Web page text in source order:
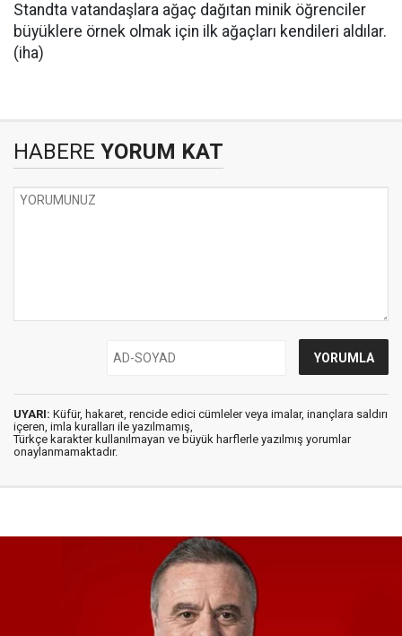
Standta vatandaşlara ağaç dağıtan minik öğrenciler
büyüklere örnek olmak için ilk ağaçları kendileri aldılar.
(iha)
HABERE YORUM KAT
UYARI: Küfür, hakaret, rencide edici cümleler veya imalar, inançlara saldırı
içeren, imla kuralları ile yazılmamış,
Türkçe karakter kullanılmayan ve büyük harflerle yazılmış yorumlar
onaylanmamaktadır.